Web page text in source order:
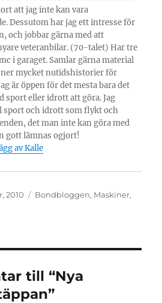
att jag inte kan vara
Dessutom har jag ett intresse för
och jobbar gärna med att
veteranbilar. (70-talet) Har tre
i garaget. Samlar gärna material
mycket nutidshistorier för
är öppen för det mesta bara det
sport eller idrott att göra. Jag
sport och idrott som flykt och
det man inte kan göra med
gott lämnas ogjort!
av Kalle
2010 Kategorier
Bondbloggen, Maskiner,
till “Nya